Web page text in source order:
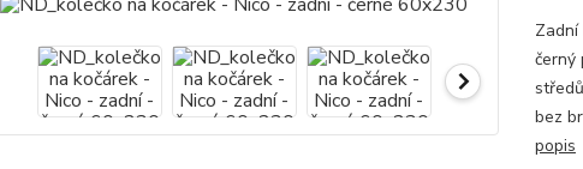
černý
bez
popis